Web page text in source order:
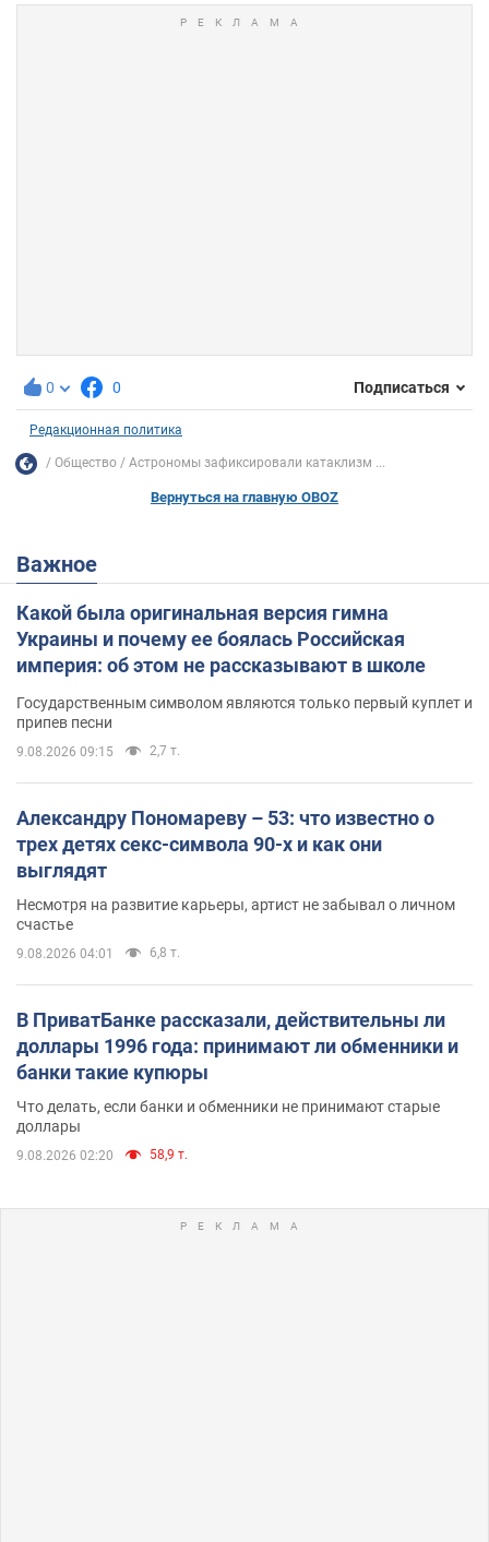
0 0 Подписаться
Редакционная политика
Общество Астрономы зафиксировали катаклизм ...
Вернуться на главную OBOZ
Важное
Какой была оригинальная версия гимна
Украины и почему ее боялась Российская
империя: об этом не рассказывают в школе
Государственным символом являются только первый куплет и
припев песни
9.08.2026 09:15 2,7 т.
Александру Пономареву – 53: что известно о
трех детях секс-символа 90-х и как они
выглядят
Несмотря на развитие карьеры, артист не забывал о личном
счастье
9.08.2026 04:01 6,8 т.
В ПриватБанке рассказали, действительны ли
доллары 1996 года: принимают ли обменники и
банки такие купюры
Что делать, если банки и обменники не принимают старые
доллары
9.08.2026 02:20 58,9 т.